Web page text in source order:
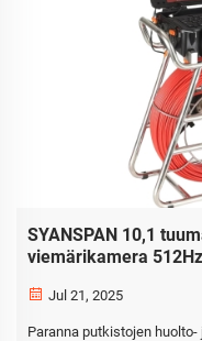
SYANSPAN 10,1
viemärikamera
Jul 21, 2025
Paranna putkistojen